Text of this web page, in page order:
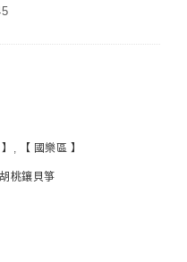
, 【 國樂區 】
桃鑲貝箏